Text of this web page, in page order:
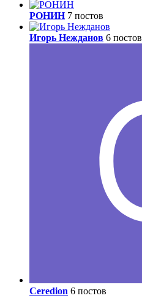
РОНИН 7 постов
Игорь Нежданов 6 постов
Ceredion 6 постов